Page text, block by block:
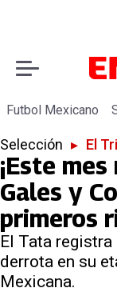
Futbol Mexicano
Selección ▸ El Tri
¡Este
Gales y
primeros
El Tata
derrota en su
Mexicana.